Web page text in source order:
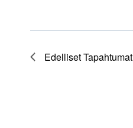
EdellisetTapahtumat